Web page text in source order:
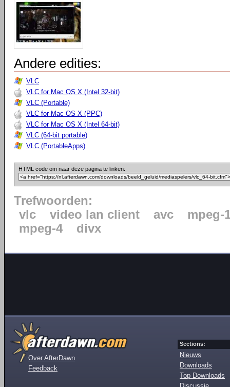
Andere edities:
VLC
VLC for Mac OS X (Intel 32-bit)
VLC (Portable)
VLC for Mac OS X (PPC)
VLC for Mac OS X (Intel 64-bit)
VLC (64-bit portable)
VLC (PortableApps)
HTML code om naar deze pagina te linken:
Trefwoorden:
vlc
video lan client avc
mpeg-
mpeg-4
divx
Over AfterDawn
Feedback
Sections:
Nieuws
Downloads
Top Downloads